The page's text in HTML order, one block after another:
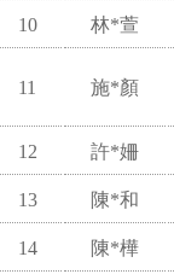
10 林*萱
11 施*顏
12 許*姍
13 陳*和
14 陳*樺